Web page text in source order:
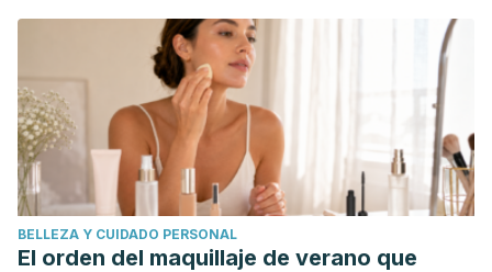
BELLEZA Y CUIDADO PERSONAL
El orden del maquillaje de verano que